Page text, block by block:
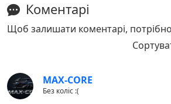
Коментарі
Щоб залишати коментарі, потрібно
MAX-CORE
Без коліс :(